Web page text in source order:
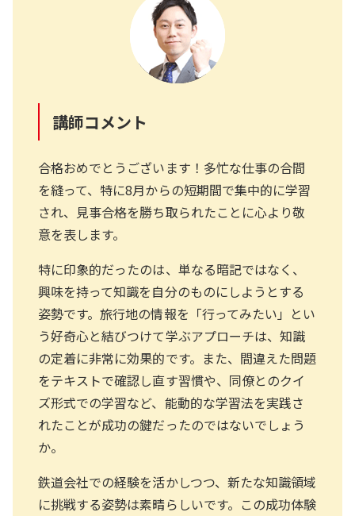
講師コメント
合格おめでとうございます！多忙な仕事の合間
を縫って、特に8月からの短期間で集中的に学習
され、見事合格を勝ち取られたことに心より敬
意を表します。
特に印象的だったのは、単なる暗記ではなく、
興味を持って知識を自分のものにしようとする
姿勢です。旅行地の情報を「行ってみたい」とい
う好奇心と結びつけて学ぶアプローチは、知識
の定着に非常に効果的です。また、間違えた問題
をテキストで確認し直す習慣や、同僚とのクイ
ズ形式での学習など、能動的な学習法を実践さ
れたことが成功の鍵だったのではないでしょう
か。
鉄道会社での経験を活かしつつ、新たな知識領域
に挑戦する姿勢は素晴らしいです。この成功体験